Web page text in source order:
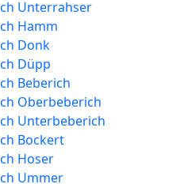
Unterrahser
Hamm
Donk
Düpp
Beberich
Oberbeberich
Unterbeberich
Bockert
Hoser
Ummer